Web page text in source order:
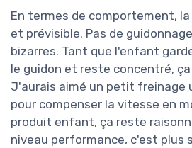
En termes de comportement,
et prévisible. Pas de
bizarres. Tant que l'enfant
le guidon et reste concentré, ça
J'aurais aimé un petit freinage
pour compenser la vitesse en
produit enfant, ça reste
niveau performance, c'est plus